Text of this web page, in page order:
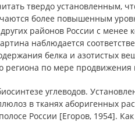
твердо установленным,
более повышенным
районов России с
наблюдается
белка и азотистых
региона по мере продвижения
углеводов.
в тканях аборигенных
России [Егоров, 1954].